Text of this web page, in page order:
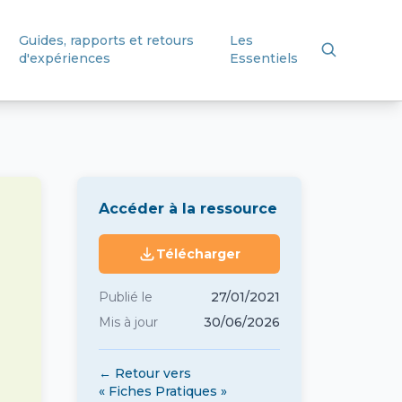
Guides, rapports et retours
d'expériences
Les
Essentiels
Accéder à la ressource
Télécharger
Publié le
27/01/2021
Mis à jour
30/06/2026
← Retour vers
« Fiches Pratiques »